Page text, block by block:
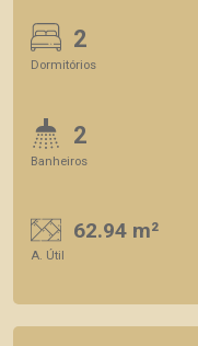
2
Dormitórios
2
Banheiros
62.94 m²
A. Útil